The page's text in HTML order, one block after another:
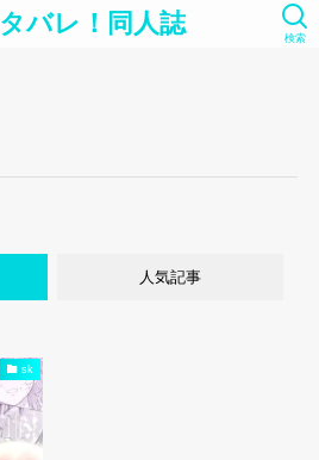
バレ！同人誌 検索
人気記事
sk